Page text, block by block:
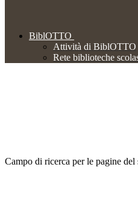
BiblOTTO
Attività di BiblOTTO
Rete biblioteche
Campo di ricerca per le pagine del